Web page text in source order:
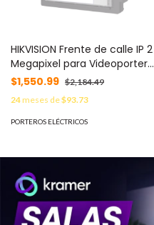
HIKVISION Frente de calle IP 2
Megapixel para Videoportero
Modular / PoE / Angulo 180° /
Exterior IP65 MOD: DS-
KD8003-IME1
$1,550.99 $2,184.49
24meses de$93.73
PORTEROS ELÉCTRICOS